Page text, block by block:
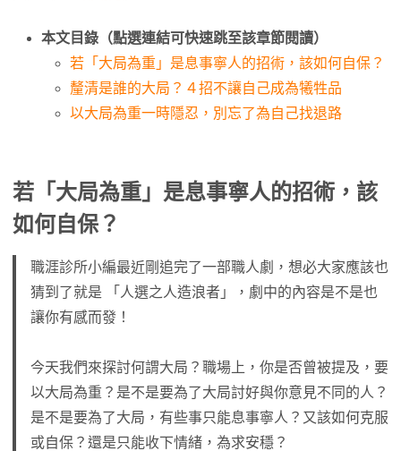
本文目錄（點選連結可快速跳至該章節閱讀）
若「大局為重」是息事寧人的招術，該如何自保？
釐清是誰的大局？４招不讓自己成為犧牲品
以大局為重一時隱忍，別忘了為自己找退路
若「大局為重」是息事寧人的招術，該
如何自保？
職涯診所小編最近剛追完了一部職人劇，想必大家應該也
猜到了就是 「人選之人造浪者」，劇中的內容是不是也
讓你有感而發！
今天我們來探討何謂大局？職場上，你是否曾被提及，要
以大局為重？是不是要為了大局討好與你意見不同的人？
是不是要為了大局，有些事只能息事寧人？又該如何克服
或自保？還是只能收下情緒，為求安穩？